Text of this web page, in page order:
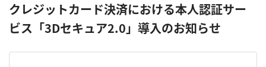
クレジットカード決済における本人認証サー
ビス「3Dセキュア2.0」導入のお知らせ